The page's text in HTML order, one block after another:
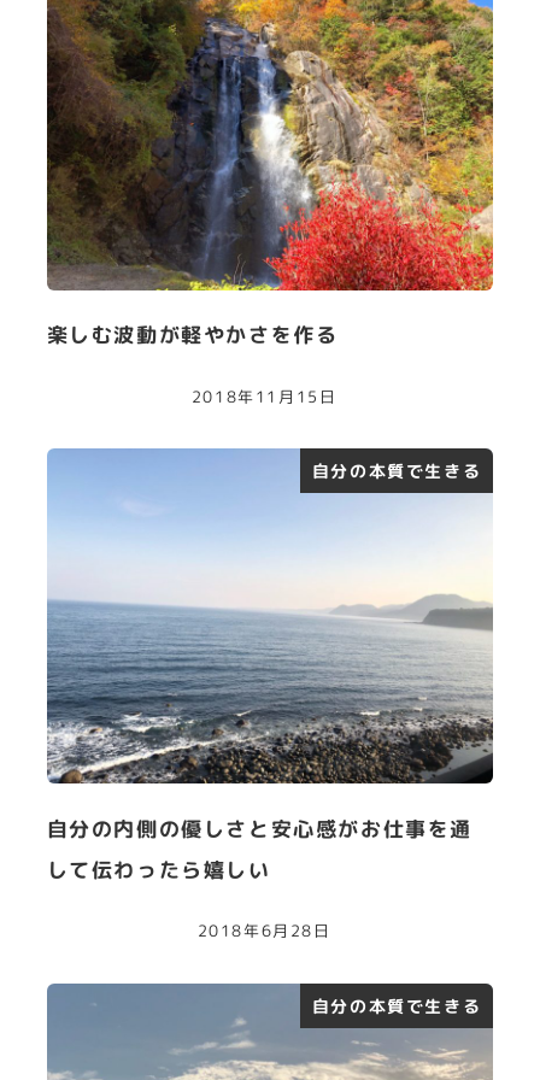
楽しむ波動が軽やかさを作る
2018年11月15日
自分の本質で生きる
自分の内側の優しさと安心感がお仕事を通
して伝わったら嬉しい
2018年6月28日
自分の本質で生きる